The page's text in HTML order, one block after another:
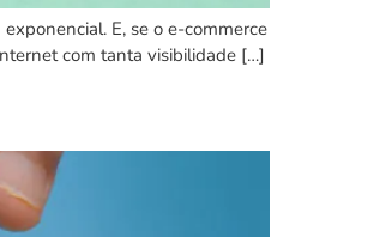
E, se o e-commerce
com tanta visibilidade […]